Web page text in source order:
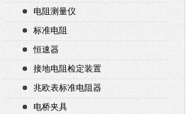
电阻测量仪
标准电阻
恒速器
接地电阻检定装置
兆欧表标准电阻器
电桥夹具